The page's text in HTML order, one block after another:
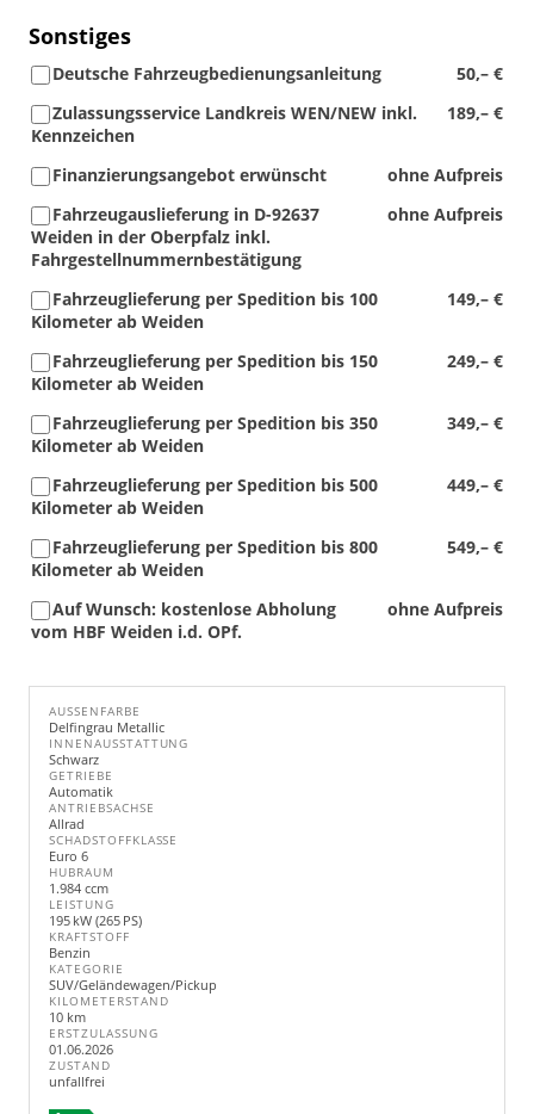
Sonstiges
50,– €
Deutsche Fahrzeugbedienungsanleitung
189,– €
Zulassungsservice Landkreis WEN/NEW inkl.
Kennzeichen
ohne Aufpreis
Finanzierungsangebot erwünscht
ohne Aufpreis
Fahrzeugauslieferung in D-92637
Weiden in der Oberpfalz inkl.
Fahrgestellnummernbestätigung
149,– €
Fahrzeuglieferung per Spedition bis 100
Kilometer ab Weiden
249,– €
Fahrzeuglieferung per Spedition bis 150
Kilometer ab Weiden
349,– €
Fahrzeuglieferung per Spedition bis 350
Kilometer ab Weiden
449,– €
Fahrzeuglieferung per Spedition bis 500
Kilometer ab Weiden
549,– €
Fahrzeuglieferung per Spedition bis 800
Kilometer ab Weiden
ohne Aufpreis
Auf Wunsch: kostenlose Abholung
vom HBF Weiden i.d. OPf.
AUSSENFARBE
Delfingrau Metallic
INNENAUSSTATTUNG
Schwarz
GETRIEBE
Automatik
ANTRIEBSACHSE
Allrad
SCHADSTOFFKLASSE
Euro 6
HUBRAUM
1.984 ccm
LEISTUNG
195 kW (265 PS)
KRAFTSTOFF
Benzin
KATEGORIE
SUV/Geländewagen/Pickup
KILOMETERSTAND
10 km
ERSTZULASSUNG
01.06.2026
ZUSTAND
unfallfrei